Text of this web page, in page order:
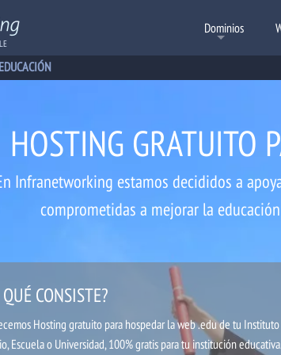
Dominios
Registrar Dominios
Registra tu Dominio hoy
Alojamiento Web Chile
Para comenzar tu proyecto
Hosting Wordpress
Planes Optimizados para Wordpress
Hosting Laravel
Crea tu página con Laravel
Hosting para Revendedores
Gana dinero revendiendo nuestros servicios
HOSTING GRATUITO
Infranetworking estamos decididos a
comprometidas a mejorar la
CONSISTE?
Hosting gratuito para hospedar la web .edu de tu
Escuela o Universidad, 100% gratis para tu institución